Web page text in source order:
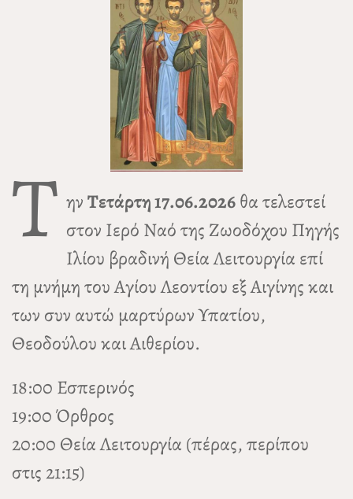
Τ ηνΤετάρτη 17.06.2026θα τελεστεί
στον Ιερό Ναό της Ζωοδόχου Πηγής
Ιλίου βραδινή Θεία Λειτουργία επί
τη μνήμη του Αγίου Λεοντίου εξ Αιγίνης και
των συν αυτώ μαρτύρων Υπατίου,
Θεοδούλου και Αιθερίου.
18:00 Εσπερινός
19:00 Όρθρος
20:00 Θεία Λειτουργία (πέρας, περίπου
στις 21:15)